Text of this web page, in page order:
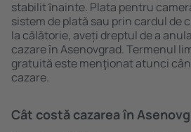
stabilit ȋnainte. Plata pentru
sistem de plată sau prin cardul de
la călătorie, aveți dreptul de a
cazare în Asenovgrad. Termenul
gratuită este menţionat atunci
cazare.
Cât costă cazarea în